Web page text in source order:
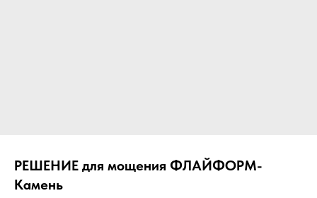
РЕШЕНИЕ для мощения ФЛАЙФОРМ-
Камень